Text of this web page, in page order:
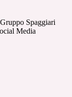
Spaggiari
Media